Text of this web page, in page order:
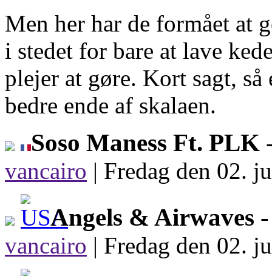
Men her har de formået at
i stedet for bare at lave
plejer at gøre. Kort sagt,
bedre ende af skalaen.
Soso Maness Ft. PLK
vancairo | Fredag den 02.
Angels & Airwaves
vancairo | Fredag den 02.